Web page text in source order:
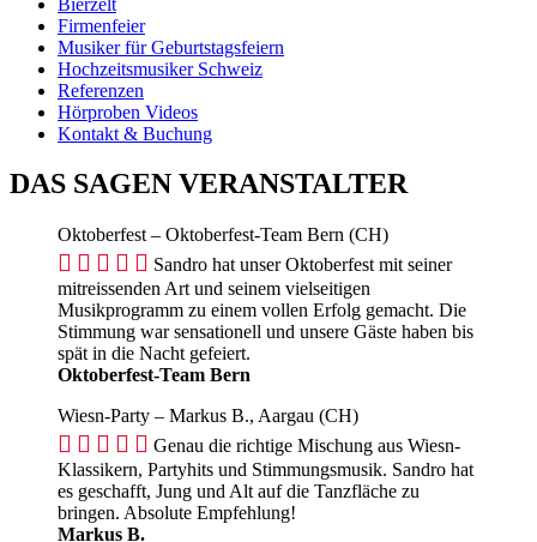
Firmenfeier
Musiker für Geburtstagsfeiern
Hochzeitsmusiker Schweiz
Referenzen
Hörproben Videos
Kontakt & Buchung
DAS SAGEN VERANSTALTER
Oktoberfest – Oktoberfest-Team Bern (CH)
     Sandro hat unser Oktoberfest mit seiner
mitreissenden Art und seinem vielseitigen
Musikprogramm zu einem vollen Erfolg gemacht. Die
Stimmung war sensationell und unsere Gäste haben bis
spät in die Nacht gefeiert.
Oktoberfest-Team Bern
Wiesn-Party – Markus B., Aargau (CH)
     Genau die richtige Mischung aus Wiesn-
Klassikern, Partyhits und Stimmungsmusik. Sandro hat
es geschafft, Jung und Alt auf die Tanzfläche zu
bringen. Absolute Empfehlung!
Markus B.